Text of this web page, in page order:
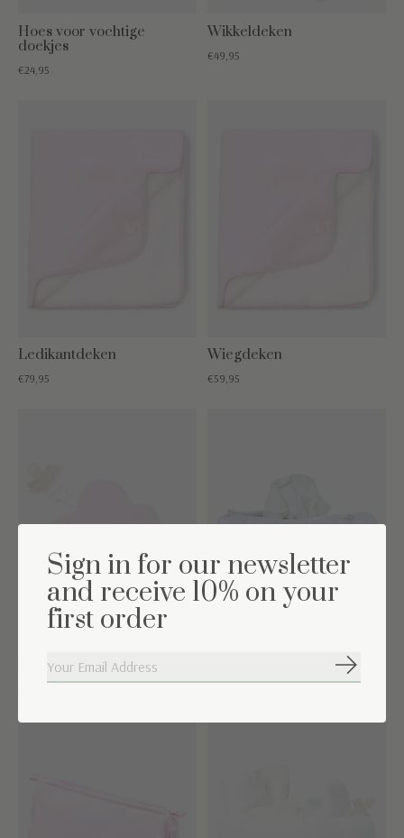
Hoes voor vochtige
doekjes
€24,95
Wikkeldeken
€49,95
Ledikantdeken
€79,95
Wiegdeken
€59,95
Speendoekje Cloud
€14,94 €24,95
Sign in for our newsletter
and receive 10% on your
first order
Abonneer